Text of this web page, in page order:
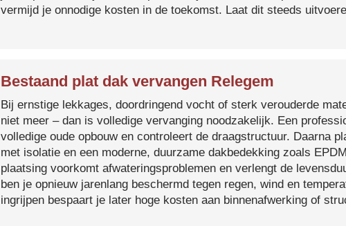
vermijd je onnodige kosten in de toekomst. Laat dit steeds
Bestaand plat dak vervangen Relegem
Bij ernstige lekkages, doordringend vocht of sterk verouderde
niet meer – dan is volledige vervanging noodzakelijk. Een
volledige oude opbouw en controleert de draagstructuur. Daarna
met isolatie en een moderne, duurzame dakbedekking zoals
plaatsing voorkomt afwateringsproblemen en verlengt de
ben je opnieuw jarenlang beschermd tegen regen, wind en
ingrijpen bespaart je later hoge kosten aan binnenafwerking of